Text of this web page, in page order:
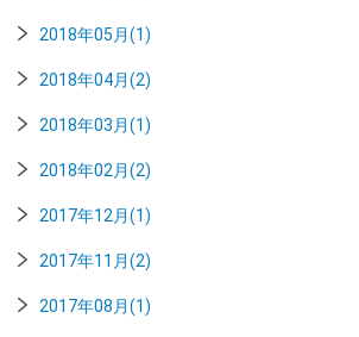
2018年05月(1)
2018年04月(2)
2018年03月(1)
2018年02月(2)
2017年12月(1)
2017年11月(2)
2017年08月(1)